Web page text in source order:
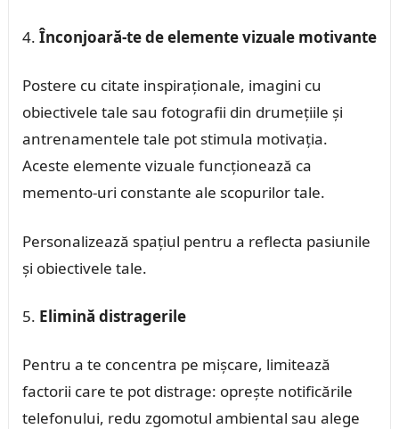
Înconjoară-te de elemente vizuale motivante
Postere cu citate inspiraționale, imagini cu
obiectivele tale sau fotografii din drumețiile și
antrenamentele tale pot stimula motivația.
Aceste elemente vizuale funcționează ca
memento-uri constante ale scopurilor tale.
Personalizează spațiul pentru a reflecta pasiunile
și obiectivele tale.
Elimină distragerile
Pentru a te concentra pe mișcare, limitează
factorii care te pot distrage: oprește notificările
telefonului, redu zgomotul ambiental sau alege